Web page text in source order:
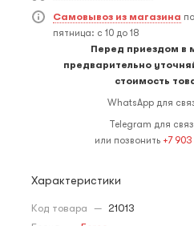
Самовывоз из магазина
пятница: с 10 до 18
Перед приездом в
предварительно
стоимость
WhatsApp для
Telegram для
или позвонить +7 903
Характеристики
Код товара — 21013